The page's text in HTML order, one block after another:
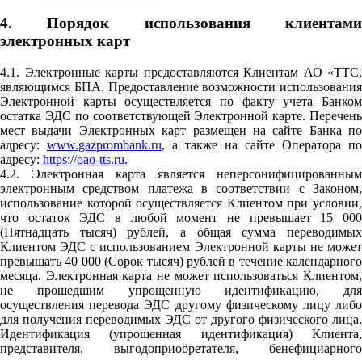
4. Порядок использования клиентами
электронных карт
4.1. Электронные карты предоставляются Клиентам АО «ТТС,
являющимся БПА. Предоставление возможности использования
Электронной карты осуществляется по факту учета Банком
остатка ЭДС по соответствующей Электронной карте. Перечень
мест выдачи Электронных карт размещен на сайте Банка по
адресу: www.gazprombank.ru, а также на сайте Оператора по
адресу: https://oao-tts.ru.
4.2. Электронная карта является неперсонифицированным
электронным средством платежа в соответствии с Законом,
использование которой осуществляется Клиентом при условии,
что остаток ЭДС в любой момент не превышает 15 000
(Пятнадцать тысяч) рублей, а общая сумма переводимых
Клиентом ЭДС с использованием Электронной карты не может
превышать 40 000 (Сорок тысяч) рублей в течение календарного
месяца. Электронная карта не может использоваться Клиентом,
не прошедшим упрощенную идентификацию, для
осуществления перевода ЭДС другому физическому лицу либо
для получения переводимых ЭДС от другого физического лица.
Идентификация (упрощенная идентификация) Клиента,
представителя, выгодоприобретателя, бенефициарного